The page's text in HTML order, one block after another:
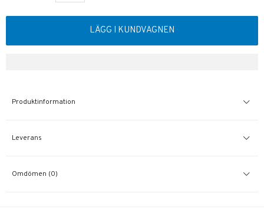
LÄGG I KUNDVAGNEN
Produktinformation
Leverans
Omdömen (0)